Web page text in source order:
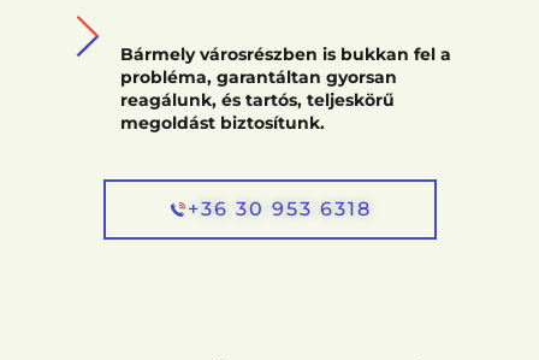
Bármely városrészben is bukkan fel a
probléma, garantáltan gyorsan
reagálunk, és tartós, teljeskörű
megoldást biztosítunk.
+36 30 953 6318